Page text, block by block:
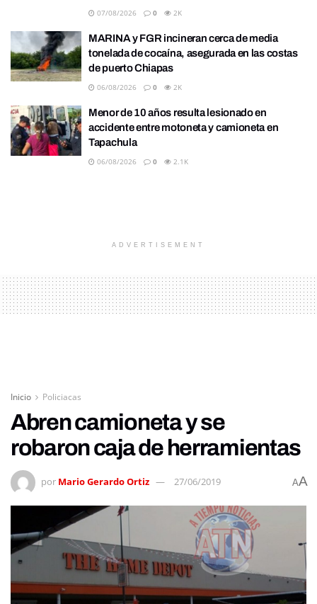
07/08/2026 0 2K
MARINA y FGR incineran cerca de media
tonelada de cocaína, asegurada en las costas
de puerto Chiapas
06/08/2026 0 2K
Menor de 10 años resulta lesionado en
accidente entre motoneta y camioneta en
Tapachula
06/08/2026 0 2.1K
ADVERTISEMENT
Inicio Policiacas
Abren camioneta y se
robaron caja de herramientas
por Mario Gerardo Ortiz 27/06/2019 AA